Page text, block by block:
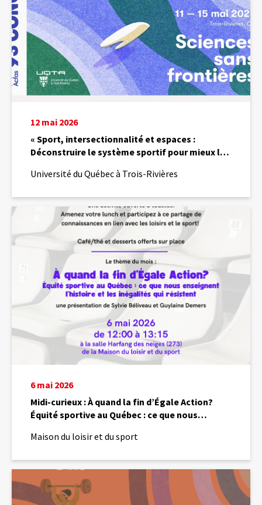
« Sport, intersectionnalité et espaces :
Déconstruire le système sportif pour mieux le
12 mai 2026
Université du Québec à Trois-Rivières
:
Déconstruire
le
système
sportif
pour
mieux
le
cadre
l’Acfas
Midi-curieux : À quand la fin d’Égale Action?
Équité sportive au Québec : ce que nous
résistent
6 mai 2026
Maison du loisir et du sport
Midi-
À
d’Égale
Action?
sportive
au
enseignent
l’histoire
inégalités
qui
résistent
populaire
–